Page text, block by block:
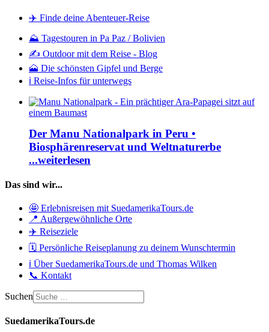
✈️ Finde deine Abenteuer-Reise
⛰️ Tagestouren in Pa Paz / Bolivien
✍️ Outdoor mit dem Reise - Blog
🗻 Die schönsten Gipfel und Berge
ℹ️ Reise-Infos für unterwegs
Der Manu Nationalpark in Peru •
Biosphärenreservat und Weltnaturerbe
...weiterlesen
Das sind wir...
🤩 Erlebnisreisen mit SuedamerikaTours.de
📍 Außergewöhnliche Orte
✈️ Reiseziele
🗓️ Persönliche Reiseplanung zu deinem Wunschtermin
ℹ️ Über SuedamerikaTours.de und Thomas Wilken
📞 Kontakt
Suchen
SuedamerikaTours.de